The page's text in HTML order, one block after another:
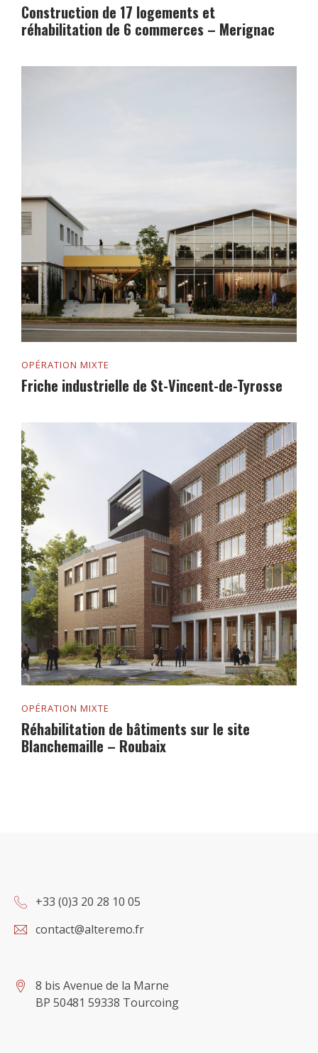
Construction de 17 logements et
réhabilitation de 6 commerces – Merignac
OPÉRATION MIXTE
Friche industrielle de St-Vincent-de-Tyrosse
OPÉRATION MIXTE
Réhabilitation de bâtiments sur le site
Blanchemaille – Roubaix
+33 (0)3 20 28 10 05
contact@alteremo.fr
8 bis Avenue de la Marne
BP 50481 59338 Tourcoing